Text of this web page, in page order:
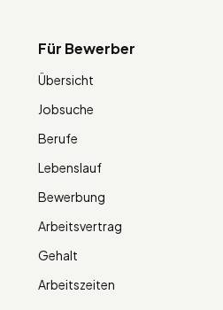
Für Bewerber
Übersicht
Jobsuche
Berufe
Lebenslauf
Bewerbung
Arbeitsvertrag
Gehalt
Arbeitszeiten